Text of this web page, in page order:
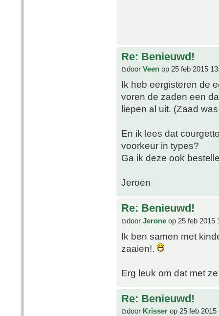
Re: Benieuwd!
door Veen op 25 feb 2015
Ik heb eergisteren de
voren de zaden een
liepen al uit. (Zaad
En ik lees dat
voorkeur in types?
Ga ik deze ook
Jeroen
Re: Benieuwd!
door Jerone op 25 feb 2015
Ik ben samen met
zaaien!.
Erg leuk om dat met
Re: Benieuwd!
door Krisser op 25 feb 2015